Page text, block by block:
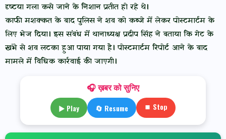
दृष्टया गला कसे जाने के निशान प्रतीत हो रहे थे।
काफी मशक्कत के बाद पुलिस ने शव को कब्जे में लेकर पोस्टमार्टम के
लिए भेज दिया। इस संबंध में थानाध्यक्ष प्रदीप सिंह ने बताया कि गेट के
खंभे से शव लटका हुआ पाया गया है। पोस्टमार्टम रिपोर्ट आने के बाद
मामले में विधिक कार्रवाई की जाएगी।
🎧 ख़बर को सुनिए
▶ Play 🔄 Resume ⏹ Stop